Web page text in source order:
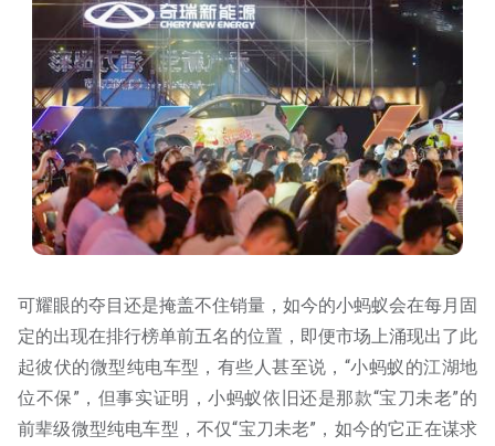
可耀眼的夺目还是掩盖不住销量，如今的小蚂蚁会在每月固
定的出现在排行榜单前五名的位置，即便市场上涌现出了此
起彼伏的微型纯电车型，有些人甚至说，“小蚂蚁的江湖地
位不保”，但事实证明，小蚂蚁依旧还是那款“宝刀未老”的
前辈级微型纯电车型，不仅“宝刀未老”，如今的它正在谋求